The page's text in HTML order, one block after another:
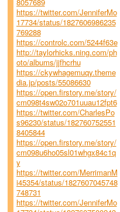
https://twitter.com/JenniferMo
17734/status/1827606986235
769288
https://controlc.com/5244f63e
http://taylorhicks.ning.com/ph
oto/albums/jjfhcrhu
https://ckywhagemuqy.theme
dia.jp/posts/55086630
https://open.firstory.me/story/
cm098t4sw02o701uuau12fpt6
https://twitter.com/CharlesPo
s96230/status/182760752551
8405844
https://open.firstory.me/story/
cm098u6ho05sl01whgx84c1q
y
https://twitter.com/MerrimanM
i45354/status/1827607045748
748731
https://twitter.com/JenniferMo